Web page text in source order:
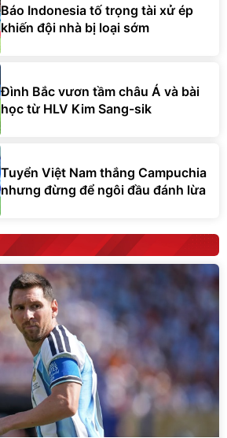
Báo Indonesia tố trọng tài xử ép
khiến đội nhà bị loại sớm
Đình Bắc vươn tầm châu Á và bài
học từ HLV Kim Sang-sik
Tuyển Việt Nam thắng Campuchia
nhưng đừng để ngôi đầu đánh lừa